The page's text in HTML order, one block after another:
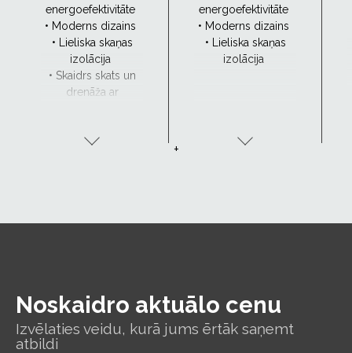
energoefektivitāte
• Moderns dizains
• Lieliska skaņas
izolācija
• Skaidrs skats un
drenāža ar
energoefektivitāte
• Moderns dizains
• Lieliska skaņas
izolācija
+
Noskaidro aktuālo cenu
Izvēlaties veidu, kurā jums ērtāk saņemt
atbildi